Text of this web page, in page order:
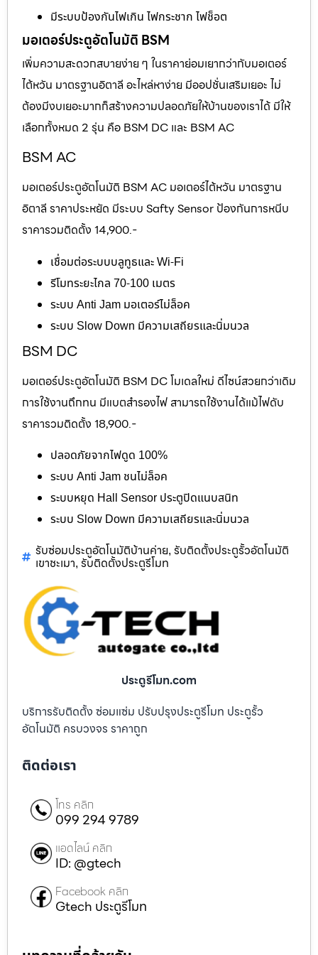
มีระบบป้องกันไฟเกิน ไฟกระชาก ไฟช็อต
มอเตอร์ประตูอัตโนมัติ BSM
เพิ่มความสะดวกสบายง่าย ๆ ในราคาย่อมเยากว่ากับมอเตอร์
ไต้หวัน มาตรฐานอิตาลี อะไหล่หาง่าย มีออปชั่นเสริมเยอะ ไม่
ต้องมีงบเยอะมากก็สร้างความปลอดภัยให้บ้านของเราได้ มีให้
เลือกทั้งหมด 2 รุ่น คือ BSM DC และ BSM AC
BSM AC
มอเตอร์ประตูอัตโนมัติ BSM AC มอเตอร์ไต้หวัน มาตรฐาน
อิตาลี ราคาประหยัด มีระบบ Safty Sensor ป้องกันการหนีบ
ราคารวมติดตั้ง 14,900.-
เชื่อมต่อระบบบลูทูธและ Wi-Fi
รีโมทระยะไกล 70-100 เมตร
ระบบ Anti Jam มอเตอร์ไม่ล็อค
ระบบ Slow Down มีความเสถียรและนิ่มนวล
BSM DC
มอเตอร์ประตูอัตโนมัติ BSM DC โมเดลใหม่ ดีไซน์สวยกว่าเดิม
การใช้งานถึกทน มีแบตสำรองไฟ สามารถใช้งานได้แม้ไฟดับ
ราคารวมติดตั้ง 18,900.-
ปลอดภัยจากไฟดูด 100%
ระบบ Anti Jam ชนไม่ล็อค
ระบบหยุด Hall Sensor ประตูปิดแนบสนิท
ระบบ Slow Down มีความเสถียรและนิ่มนวล
รับซ่อมประตูอัตโนมัติบ้านค่าย, รับติดตั้งประตูรั้วอัตโนมัติ
เขาชะเมา, รับติดตั้งประตูรีโมท
ประตูรีโมท.com
บริการรับติดตั้ง ซ่อมแซ่ม ปรับปรุงประตูรีโมท ประตูรั้ว
อัตโนมัติ ครบวงจร ราคาถูก
ติดต่อเรา
โทร คลิก
099 294 9789
แอดไลน์ คลิก
ID: @gtech
Facebook คลิก
Gtech ประตูรีโมท